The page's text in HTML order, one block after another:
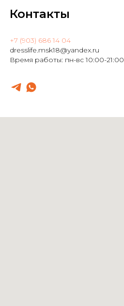
Контакты
+7 (903) 686 14 04
dresslife.msk18@yandex.ru
Время работы: пн-вс 10:00-21:00